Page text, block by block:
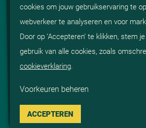
AFTERMOVIE Vi
cookies om jouw gebruikservaring te
webverkeer te analyseren en voor
Door op ‘Accepteren’ te klikken, stem
gebruik van alle cookies, zoals
cookieverklaring.
Voorkeuren beheren
ACCEPTEREN